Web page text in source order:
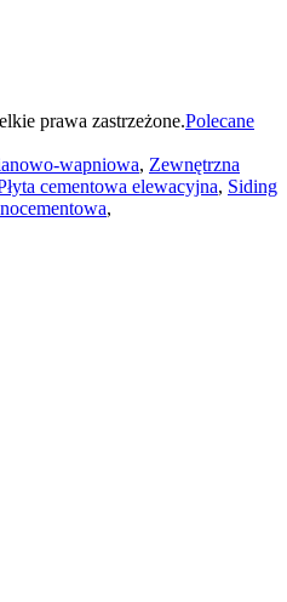
prawa zastrzeżone.Polecane
wapniowa, Zewnętrzna
cementowa elewacyjna, Siding
,